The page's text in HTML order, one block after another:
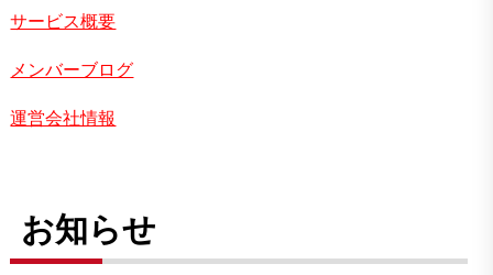
サービス概要
メンバーブログ
運営会社情報
お知らせ